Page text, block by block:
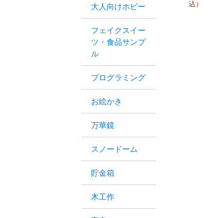
大人向けホビー
フェイクスイー
ツ・食品サンプ
ル
プログラミング
お絵かき
万華鏡
スノードーム
貯金箱
木工作
込）